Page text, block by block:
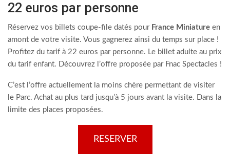
22 euros par personne
Réservez vos billets coupe-file datés pour France Miniature en
amont de votre visite. Vous gagnerez ainsi du temps sur place !
Profitez du tarif à 22 euros par personne. Le billet adulte au prix
du tarif enfant. Découvrez l’offre proposée par Fnac Spectacles !
C’est l’offre actuellement la moins chère permettant de visiter
le Parc. Achat au plus tard jusqu’à 5 jours avant la visite. Dans la
limite des places proposées.
RESERVER